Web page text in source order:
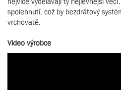
spolehnutí, což by bezdrátový
vrchovatě.
Video výrobce